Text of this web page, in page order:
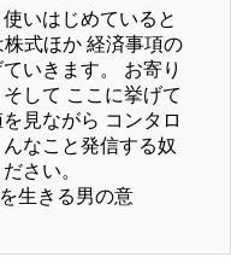
いはじめていると
式ほか 経済事項の
いきます。 お寄り
して ここに挙げて
見ながら コンタロ
なこと発信する奴
さい。
生きる男の意